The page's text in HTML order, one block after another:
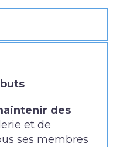
des
et de
ses membres